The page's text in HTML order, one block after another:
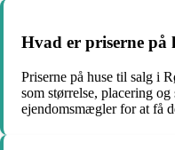
Hvad er priserne på
Priserne på huse til salg i
som størrelse, placering
ejendomsmægler for at få